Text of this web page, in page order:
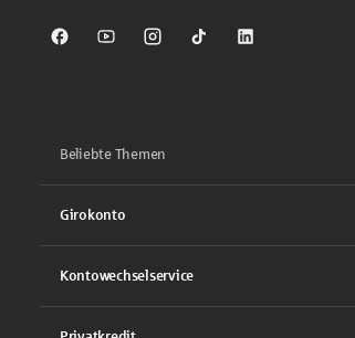
Sparkasse auf Facebook
Sparkasse auf Youtube
Sparkasse auf Instagram
Sparkasse auf TikTok
Sparkasse auf
Beliebte Themen
Girokonto
Kontowechselservice